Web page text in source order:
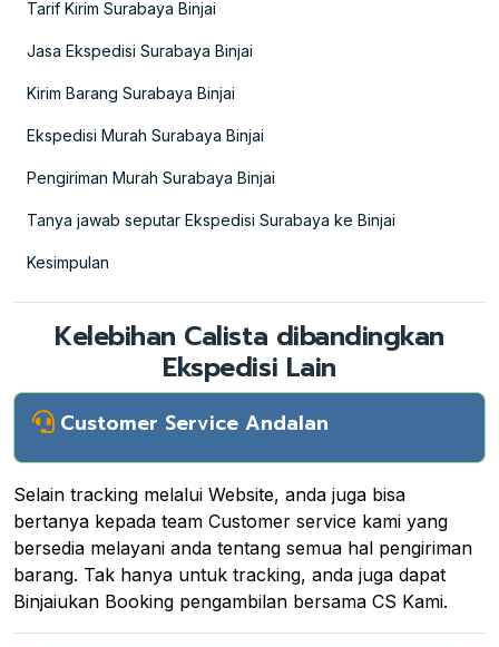
Tarif Kirim Surabaya Binjai
Jasa Ekspedisi Surabaya Binjai
Kirim Barang Surabaya Binjai
Ekspedisi Murah Surabaya Binjai
Pengiriman Murah Surabaya Binjai
Tanya jawab seputar Ekspedisi Surabaya ke Binjai
Kesimpulan
Kelebihan Calista dibandingkan
Ekspedisi Lain
Customer Service Andalan
Selain tracking melalui Website, anda juga bisa
bertanya kepada team Customer service kami yang
bersedia melayani anda tentang semua hal pengiriman
barang. Tak hanya untuk tracking, anda juga dapat
Binjaiukan Booking pengambilan bersama CS Kami.